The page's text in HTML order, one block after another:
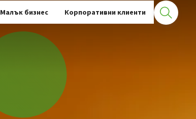
Малък бизнес Корпоративни клиенти